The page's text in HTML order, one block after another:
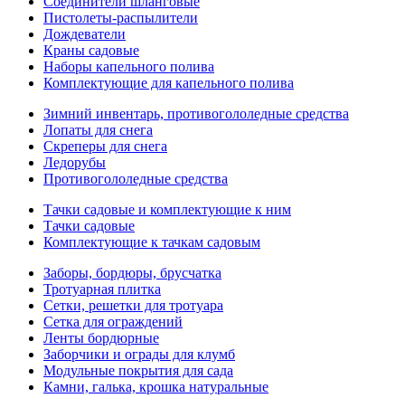
Пистолеты-распылители
Дождеватели
Краны садовые
Наборы капельного полива
Комплектующие для капельного полива
Зимний инвентарь, противогололедные средства
Лопаты для снега
Скреперы для снега
Ледорубы
Противогололедные средства
Тачки садовые и комплектующие к ним
Тачки садовые
Комплектующие к тачкам садовым
Заборы, бордюры, брусчатка
Тротуарная плитка
Сетки, решетки для тротуара
Сетка для ограждений
Ленты бордюрные
Заборчики и ограды для клумб
Модульные покрытия для сада
Камни, галька, крошка натуральные